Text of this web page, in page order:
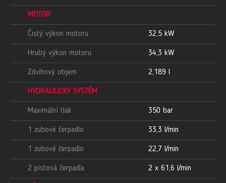
MOTOR
Čistý výkon motoru 32,5 kW
Hrubý výkon motoru 34,3 kW
Zdvihový objem 2,189 l
HYDRAULICKÝ SYSTÉM
Maximální tlak 350 bar
1 zubové čerpadlo 33,3 l/min
1 zubové čerpadlo 22,7 l/min
2 pístová čerpadla 2 x 61,6 l/min